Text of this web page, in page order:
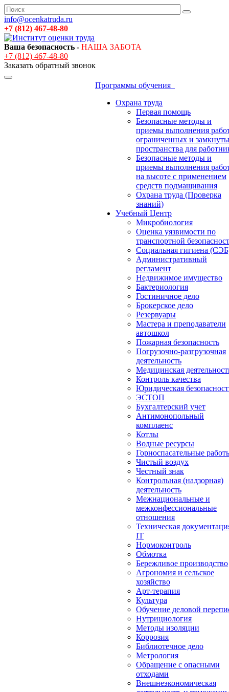
info@ocenkatruda.ru
+7 (812) 467-48-80
Ваша безопасность - НАША ЗАБОТА
+7 (812) 467-48-80
Заказать обратный звонок
Программы обучения
Охрана труда
Первая помощь
Безопасные методы и
приемы выполнения
ограниченных и
пространства для
Безопасные методы и
приемы выполнения
на высоте с применением
средств подмащивания
Охрана труда (Проверка
знаний)
Учебный Центр
Микробиология
Оценка уязвимости по
транспортной
Социальная гигиена
Административный
регламент
Недвижимое имущество
Бактериология
Гостиничное дело
Брокерское дело
Резервуары
Мастера и преподаватели
автошкол
Пожарная безопасность
Погрузочно-разгрузочная
деятельность
Медицинская
Контроль качества
Юридическая
ЭСТОП
Бухгалтерский учет
Антимонопольный
комплаенс
Котлы
Водные ресурсы
Горноспасательные
Чистый воздух
Честный знак
Контрольная (надзорная)
деятельность
Межнациональные и
межконфессиональные
отношения
Техническая
IT
Нормоконтроль
Обмотка
Бережливое производство
Агрономия и сельское
хозяйство
Арт-терапия
Культура
Обучение деловой
Нутрициология
Методы изоляции
Коррозия
Библиотечное дело
Метрология
Обращение с опасными
отходами
Внешнеэкономическая